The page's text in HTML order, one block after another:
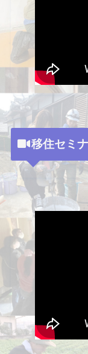
移住セミ